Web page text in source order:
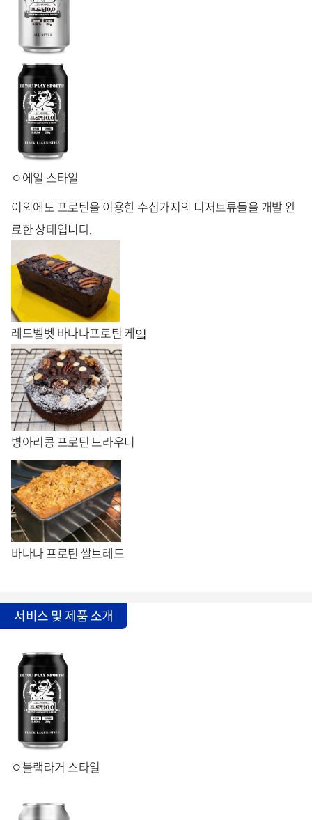
ㅇ에일 스타일
이외에도 프로틴을 이용한 수십가지의 디저트류들을 개발 완
료한 상태입니다.
레드벨벳 바나나프로틴 케잌
병아리콩 프로틴 브라우니
바나나 프로틴 쌀브레드
서비스 및 제품 소개
ㅇ블랙라거 스타일